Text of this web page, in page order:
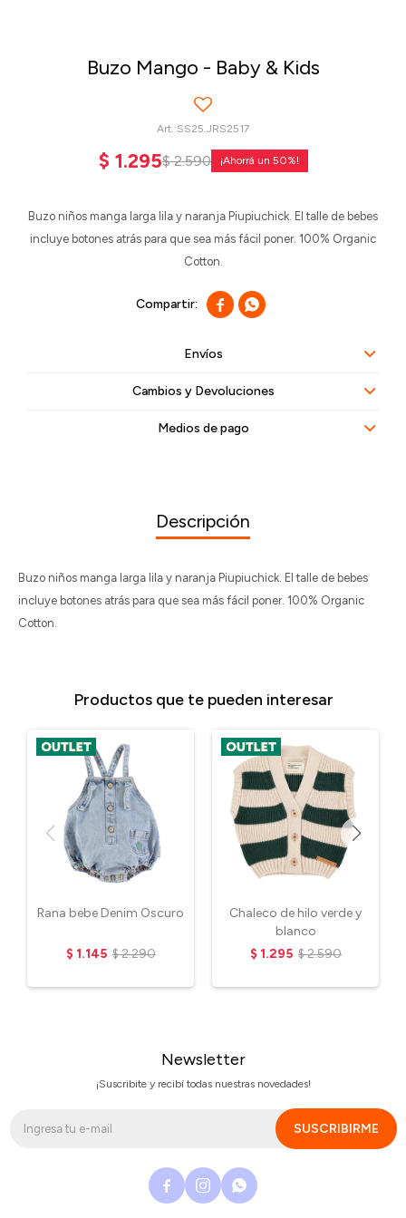
Buzo Mango - Baby & Kids
SS25.JRS2517
$ 1.295$ 2.590 50
Buzo niños manga larga lila y naranja Piupiuchick. El talle de bebes
incluye botones atrás para que sea más fácil poner. 100% Organic
Cotton.
 
Envíos
Cambios y Devoluciones
Medios de pago
Descripción
Buzo niños manga larga lila y naranja Piupiuchick. El talle de bebes
incluye botones atrás para que sea más fácil poner. 100% Organic
Cotton.
Productos que te pueden interesar
Rana bebe Denim Oscuro
$ 1.145 $2.290
Chaleco de hilo verde y
blanco
$ 1.295 $2.590
Newsletter
¡Suscribite y recibí todas nuestras novedades!
SUSCRIBIRME
  